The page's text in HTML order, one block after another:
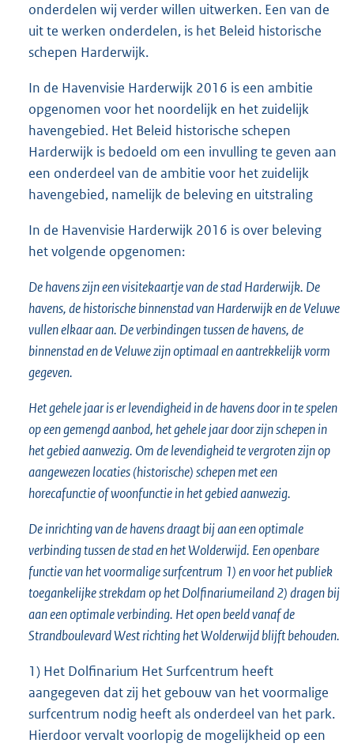
onderdelen wij verder willen uitwerken. Een van de
uit te werken onderdelen, is het Beleid historische
schepen Harderwijk.
In de Havenvisie Harderwijk 2016 is een ambitie
opgenomen voor het noordelijk en het zuidelijk
havengebied. Het Beleid historische schepen
Harderwijk is bedoeld om een invulling te geven aan
een onderdeel van de ambitie voor het zuidelijk
havengebied, namelijk de beleving en uitstraling
In de Havenvisie Harderwijk 2016 is over beleving
het volgende opgenomen:
De havens zijn een visitekaartje van de stad Harderwijk. De
havens, de historische binnenstad van Harderwijk en de Veluwe
vullen elkaar aan. De verbindingen tussen de havens, de
binnenstad en de Veluwe zijn optimaal en aantrekkelijk vorm
gegeven.
Het gehele jaar is er levendigheid in de havens door in te spelen
op een gemengd aanbod, het gehele jaar door zijn schepen in
het gebied aanwezig. Om de levendigheid te vergroten zijn op
aangewezen locaties (historische) schepen met een
horecafunctie of woonfunctie in het gebied aanwezig.
De inrichting van de havens draagt bij aan een optimale
verbinding tussen de stad en het Wolderwijd. Een openbare
functie van het voormalige surfcentrum 1) en voor het publiek
toegankelijke strekdam op het Dolfinariumeiland 2) dragen bij
aan een optimale verbinding. Het open beeld vanaf de
Strandboulevard West richting het Wolderwijd blijft behouden.
1) Het Dolfinarium Het Surfcentrum heeft
aangegeven dat zij het gebouw van het voormalige
surfcentrum nodig heeft als onderdeel van het park.
Hierdoor vervalt voorlopig de mogelijkheid op een